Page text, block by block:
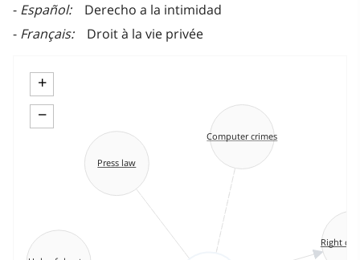
Español
Derecho a la intimidad
Français
Droit à la vie privée
+
−
Press law
Computer crimes
Right of